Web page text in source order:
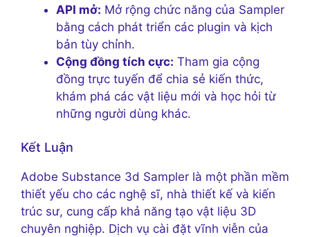
API mở: Mở rộng chức năng của Sampler
bằng cách phát triển các plugin và kịch
bản tùy chỉnh.
Cộng đồng tích cực: Tham gia cộng
đồng trực tuyến để chia sẻ kiến ​​thức,
khám phá các vật liệu mới và học hỏi từ
những người dùng khác.
Kết Luận
Adobe Substance 3d Sampler là một phần mềm
thiết yếu cho các nghệ sĩ, nhà thiết kế và kiến ​​
trúc sư, cung cấp khả năng tạo vật liệu 3D
chuyên nghiệp. Dịch vụ cài đặt vĩnh viễn của